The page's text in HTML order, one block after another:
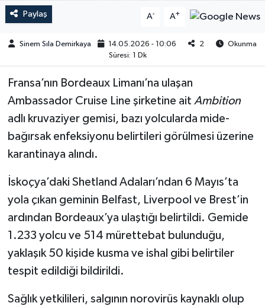
Paylaş A- A+
Sinem Sıla Demirkaya 14.05.2026 - 10:06 2
Okunma
Süresi: 1 Dk
Fransa’nın Bordeaux Limanı’na ulaşan
Ambassador Cruise Line şirketine ait Ambition
adlı kruvaziyer gemisi, bazı yolcularda mide-
bağırsak enfeksiyonu belirtileri görülmesi üzerine
karantinaya alındı.
İskoçya’daki Shetland Adaları’ndan 6 Mayıs’ta
yola çıkan geminin Belfast, Liverpool ve Brest’in
ardından Bordeaux’ya ulaştığı belirtildi. Gemide
1.233 yolcu ve 514 mürettebat bulunduğu,
yaklaşık 50 kişide kusma ve ishal gibi belirtiler
tespit edildiği bildirildi.
Sağlık yetkilileri, salgının norovirüs kaynaklı olup